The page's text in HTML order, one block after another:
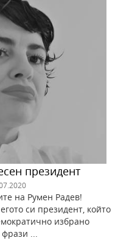
президент
на Румен Радев!
си президент, който
избрано
...